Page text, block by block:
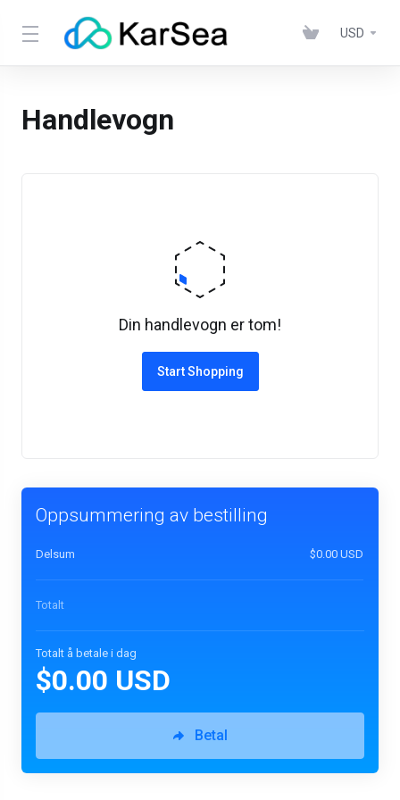
USD
Handlevogn
Din handlevogn er tom!
Start Shopping
Oppsummering av bestilling
Delsum $0.00 USD
Totalt
Totalt å betale i dag
$0.00 USD
Betal